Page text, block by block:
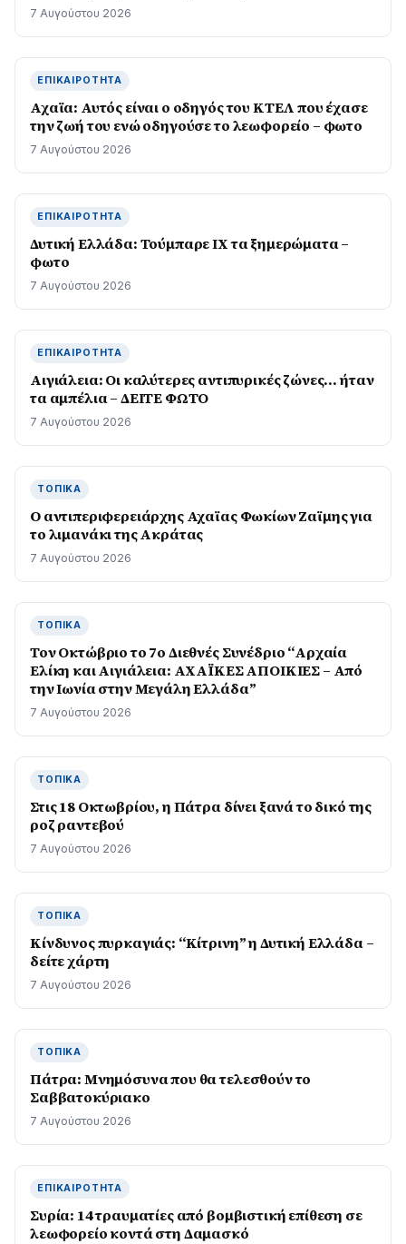
7 Αυγούστου 2026
ΕΠΙΚΑΙΡΌΤΗΤΑ
Αχαϊα: Αυτός είναι ο οδηγός του ΚΤΕΛ που έχασε
την ζωή του ενώ οδηγούσε το λεωφορείο – φωτο
7 Αυγούστου 2026
ΕΠΙΚΑΙΡΌΤΗΤΑ
Δυτική Ελλάδα: Τούμπαρε ΙΧ τα ξημερώματα –
φωτο
7 Αυγούστου 2026
ΕΠΙΚΑΙΡΌΤΗΤΑ
Αιγιάλεια: Οι καλύτερες αντιπυρικές ζώνες… ήταν
τα αμπέλια – ΔΕΙΤΕ ΦΩΤΟ
7 Αυγούστου 2026
ΤΟΠΙΚΆ
O αντιπεριφερειάρχης Αχαϊας Φωκίων Ζαϊμης για
το λιμανάκι της Ακράτας
7 Αυγούστου 2026
ΤΟΠΙΚΆ
Τον Οκτώβριο το 7ο Διεθνές Συνέδριο “Αρχαία
Ελίκη και Αιγιάλεια: ΑΧΑΪΚΕΣ ΑΠΟΙΚΙΕΣ – Από
την Ιωνία στην Μεγάλη Ελλάδα”
7 Αυγούστου 2026
ΤΟΠΙΚΆ
Στις 18 Οκτωβρίου, η Πάτρα δίνει ξανά το δικό της
ροζ ραντεβού
7 Αυγούστου 2026
ΤΟΠΙΚΆ
Kίνδυνος πυρκαγιάς: “Κίτρινη” η Δυτική Ελλάδα –
δείτε χάρτη
7 Αυγούστου 2026
ΤΟΠΙΚΆ
Πάτρα: Μνημόσυνα που θα τελεσθούν το
Σαββατοκύριακο
7 Αυγούστου 2026
ΕΠΙΚΑΙΡΌΤΗΤΑ
Συρία: 14 τραυματίες από βομβιστική επίθεση σε
λεωφορείο κοντά στη Δαμασκό